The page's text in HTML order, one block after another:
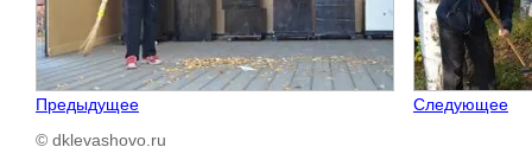
Предыдущее
Следующее
© dklevashovo.ru